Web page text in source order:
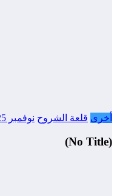
أخرى قلعة الشروح نوفمبر 25, 2018
(No Title)